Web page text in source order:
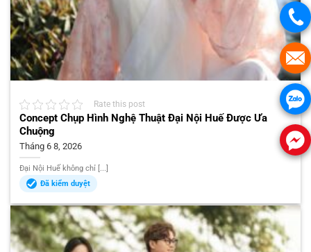
Rate this post
Concept Chụp Hình Nghệ Thuật Đại Nội Huế Được Ưa
Chuộng
Tháng 6 8, 2026
Đại Nội Huế không chỉ [...]
Đã kiểm duyệt